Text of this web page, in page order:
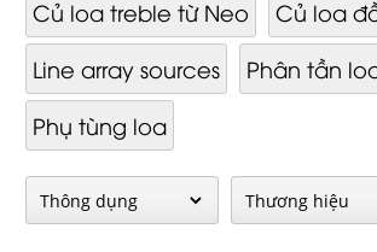
Củ loa treble từ Neo
Củ loa
Line array sources
Phân tần
Phụ tùng loa